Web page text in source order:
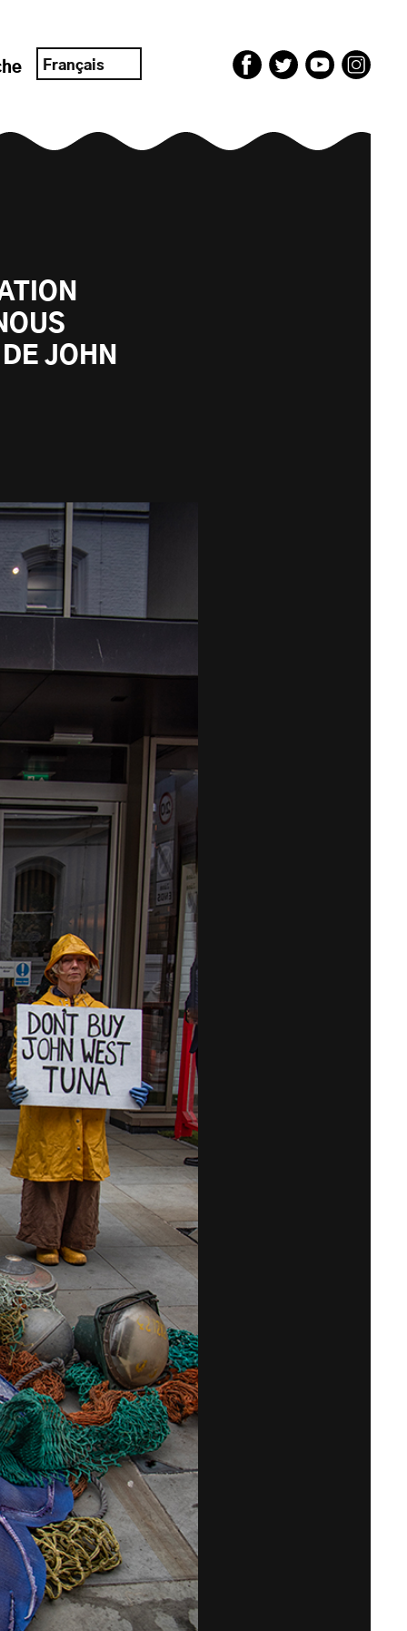
Français
JOHN